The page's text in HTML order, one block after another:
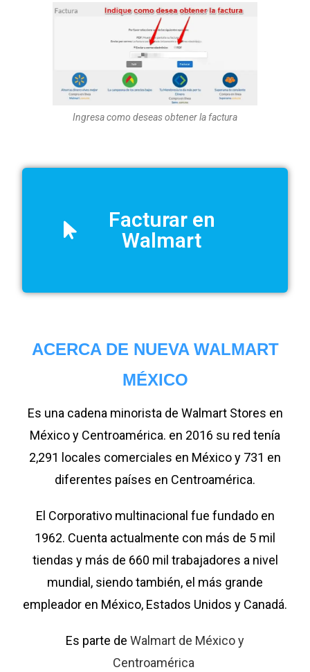
Ingresa como deseas obtener la factura
Facturar en
Walmart
ACERCA DE NUEVA WALMART
MÉXICO
Es una cadena minorista de Walmart Stores en
México y Centroamérica. en 2016 su red tenía
2,291 locales comerciales en México y 731 en
diferentes países en Centroamérica.
El Corporativo multinacional fue fundado en
1962. Cuenta actualmente con más de 5 mil
tiendas y más de 660 mil trabajadores a nivel
mundial, siendo también, el más grande
empleador en México, Estados Unidos y Canadá.
Es parte de Walmart de México y
Centroamérica